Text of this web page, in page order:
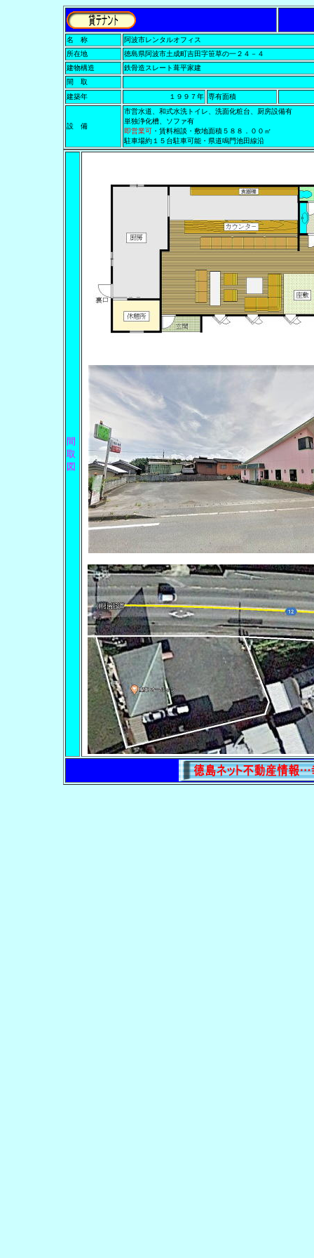
名 称
阿波市レンタルオフィス
所在地
徳島県阿波市土成町吉田字笹草の一２４－４
建物構造
鉄骨造スレート葺平家建
間 取
建築年
１９９７年 専有面積
設 備
市営水道、和式水洗トイレ、洗面化粧台、厨房設備有
単独浄化槽、ソファ有
即営業可 ・賃料相談・敷地面積５８８．００㎡
駐車場約１５台駐車可能・県道鳴門池田線沿
間
取
図